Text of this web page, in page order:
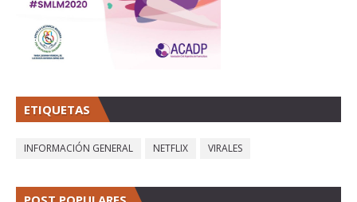
ETIQUETAS
INFORMACIÓN GENERAL NETFLIX VIRALES